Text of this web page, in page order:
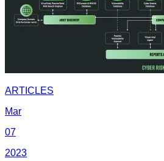
ARTICLES
Mar
07
2023